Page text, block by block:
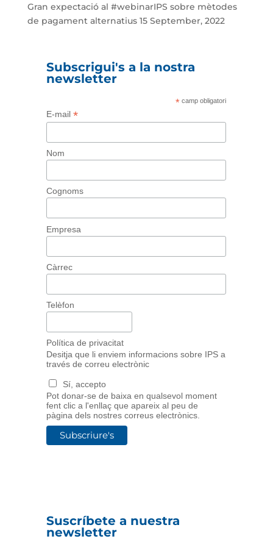
Gran expectació al #webinarIPS sobre mètodes
de pagament alternatius 15 September, 2022
Subscrigui's a la nostra
newsletter
*camp obligatori
E-mail *
Nom
Cognoms
Empresa
Càrrec
Telèfon
Política de privacitat
Desitja que li enviem informacions sobre IPS a
través de correu electrònic
Sí, accepto
Pot donar-se de baixa en qualsevol moment
fent clic a l'enllaç que apareix al peu de
pàgina dels nostres correus electrònics.
Suscríbete a nuestra
newsletter